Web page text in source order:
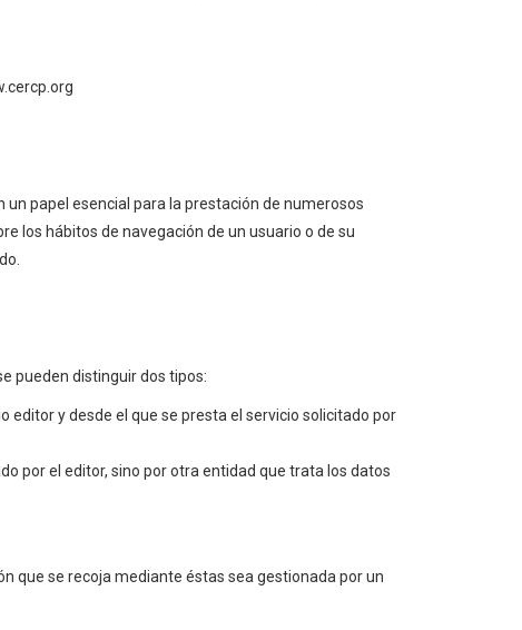
un papel esencial para la prestación de numerosos
los hábitos de navegación de un usuario o de su
pueden distinguir dos tipos:
editor y desde el que se presta el servicio solicitado por
por el editor, sino por otra entidad que trata los datos
que se recoja mediante éstas sea gestionada por un